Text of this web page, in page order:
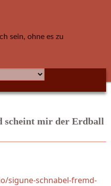
sein, ohne es zu
scheint mir der Erdball
sigune-schnabel-fremd-